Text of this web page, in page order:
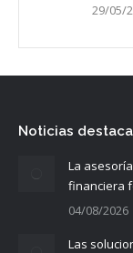
29/05/
Noticias
La
financiera
04/08/2026
Las